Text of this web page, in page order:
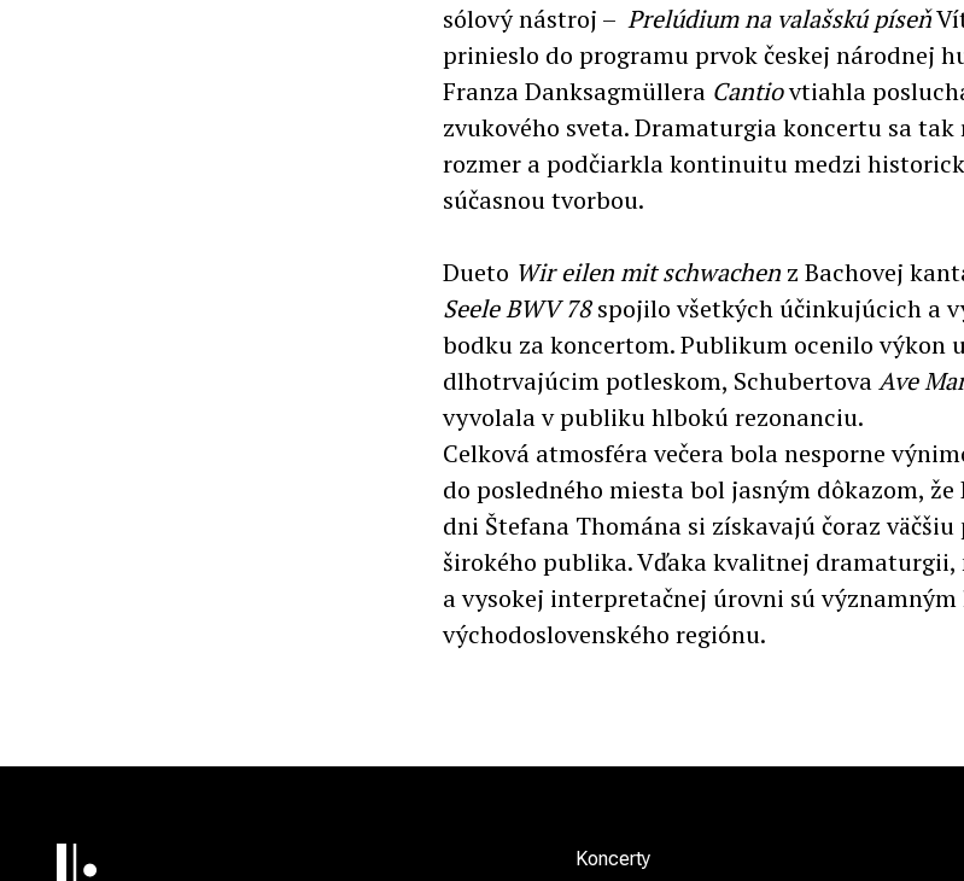
sólový nástroj – Prelúdium na valašskú píseň
prinieslo do programu prvok českej národnej
Franza Danksagmüllera Cantiovtiahla
zvukového sveta. Dramaturgia koncertu sa
rozmer a podčiarkla kontinuitu medzi
súčasnou tvorbou.
Dueto Wir eilen mit schwachen z Bachovej
SeeleBWV 78spojilo všetkých účinkujúcich a
bodku za koncertom. Publikum ocenilo výkon
dlhotrvajúcim potleskom, SchubertovaAve
vyvolala v publiku hlbokú rezonanciu.
Celková atmosféra večera bola nesporne
do posledného miesta bol jasným dôkazom, že
dni Štefana Thomána si získavajú čoraz
širokého publika. Vďaka kvalitnej
a vysokej interpretačnej úrovni sú
východoslovenského regiónu.
Koncerty